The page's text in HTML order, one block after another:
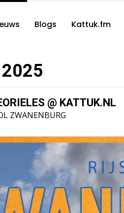
Blogs Kattuk.fm
2025
@ KATTUK.NL
ZWANENBURG